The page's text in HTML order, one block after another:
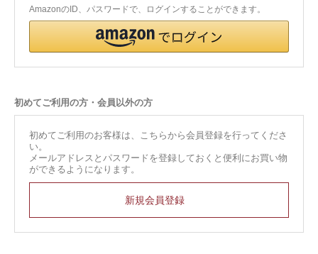
お問い合わせ
AmazonのID、パスワードで、ログインすることができます。
初めてご利用の方・会員以外の方
初めてご利用のお客様は、こちらから会員登録を行ってくださ
い。
メールアドレスとパスワードを登録しておくと便利にお買い物
ができるようになります。